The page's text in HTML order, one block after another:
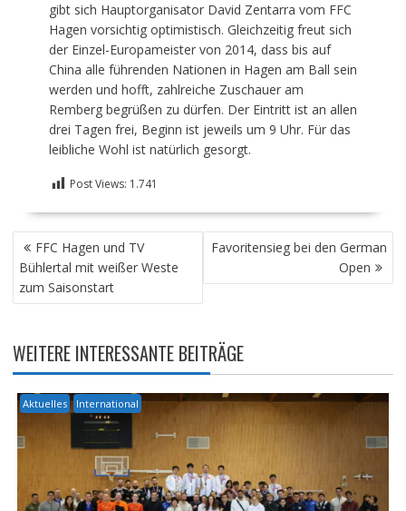
gibt sich Hauptorganisator David Zentarra vom FFC
Hagen vorsichtig optimistisch. Gleichzeitig freut sich
der Einzel-Europameister von 2014, dass bis auf
China alle führenden Nationen in Hagen am Ball sein
werden und hofft, zahlreiche Zuschauer am
Remberg begrüßen zu dürfen. Der Eintritt ist an allen
drei Tagen frei, Beginn ist jeweils um 9 Uhr. Für das
leibliche Wohl ist natürlich gesorgt.
Post Views: 1.741
BEITRAGSNAVIGATION
FFC Hagen und TV
Bühlertal mit weißer Weste
zum Saisonstart
Favoritensieg bei den German
Open
WEITERE INTERESSANTE BEITRÄGE
Aktuelles International